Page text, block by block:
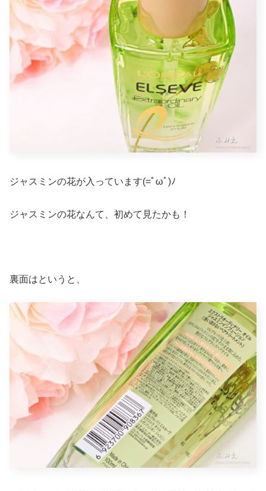
ジャスミンの花が入っています(=ﾟωﾟ)ﾉ
ジャスミンの花なんて、初めて見たかも！
裏面はというと、